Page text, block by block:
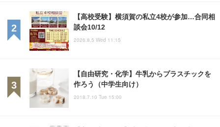
【高校受験】横須賀の私立4校が参加…合同相
談会10/12
2026.8.5 Wed 11:15
【自由研究・化学】牛乳からプラスチックを
作ろう（中学生向け）
2018.7.10 Tue 15:00